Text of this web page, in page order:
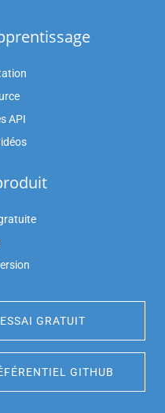
API
GRATUIT
GITHUB